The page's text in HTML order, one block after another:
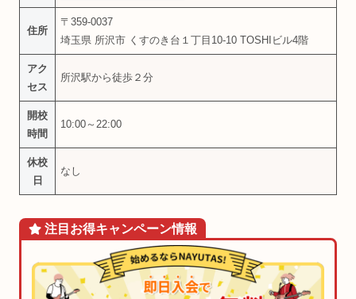
住所
〒359-0037
埼玉県 所沢市 くすのき台１丁目10-10 TOSHIビル4階
アク
セス
所沢駅から徒歩２分
開校
時間
10:00～22:00
休校
日
なし
注目お得キャンペーン情報